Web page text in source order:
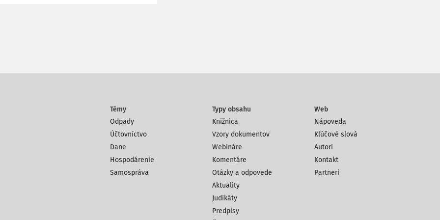
Témy
Odpady
Účtovníctvo
Dane
Hospodárenie
Samospráva
Typy obsahu
Knižnica
Vzory dokumentov
Webináre
Komentáre
Otázky a odpovede
Aktuality
Judikáty
Predpisy
Web
Nápoveda
Kľúčové slová
Autori
Kontakt
Partneri